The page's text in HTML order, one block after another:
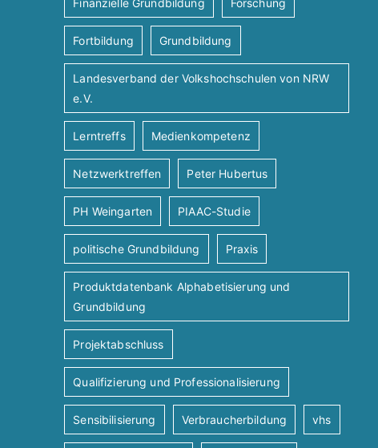
Finanzielle Grundbildung Forschung
Fortbildung Grundbildung
Landesverband der Volkshochschulen von NRW
e.V.
Lerntreffs Medienkompetenz
Netzwerktreffen Peter Hubertus
PH Weingarten PIAAC-Studie
politische Grundbildung Praxis
Produktdatenbank Alphabetisierung und
Grundbildung
Projektabschluss
Qualifizierung und Professionalisierung
Sensibilisierung Verbraucherbildung vhs